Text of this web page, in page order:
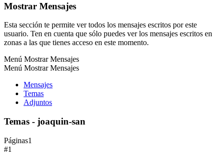
Mostrar Mensajes
Esta sección te permite ver todos los mensajes escritos por este
usuario. Ten en cuenta que sólo puedes ver los mensajes escritos en
zonas a las que tienes acceso en este momento.
Menú Mostrar Mensajes
Menú Mostrar Mensajes
Mensajes
Temas
Adjuntos
Temas - joaquin-san
Páginas1
#1